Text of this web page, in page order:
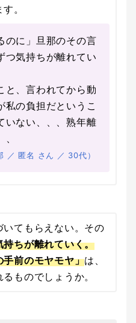
。
のに」旦那のその言
つ気持ちが離れてい
と、言われてから動
の負担だというこ
いない、、、熟年離
／ 匿名 さん ／ 30代）
てもらえない。その
持ちが離れていく。
手前のモヤモヤ」は、
ものでしょうか。